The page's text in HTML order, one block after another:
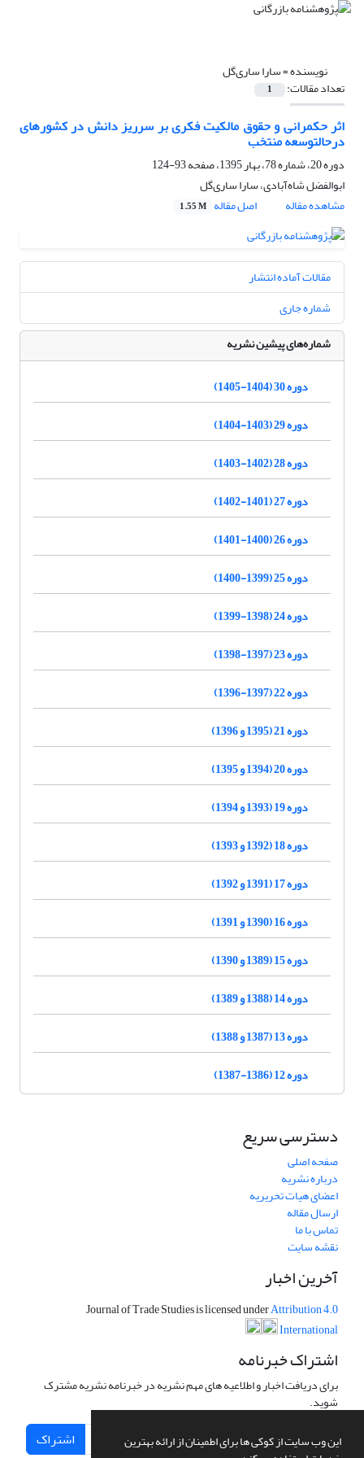
این وب سایت از کوکی ها برای اطمینان از ارائه بهترین
نویسنده =سارا ساری‌گل
تعداد مقالات: 1
اثر حکمرانی و حقوق مالکیت فکری بر سرریز دانش در کشورهای
درحالتوسعه منتخب
دوره 20، شماره 78، بهار 1395، صفحه
93-124
ابوالفضل شاه‌آبادی، سارا ساری‌گل
مشاهده مقاله
اصل مقاله 1.55 M
مقالات آماده انتشار
شماره جاری
شماره‌های پیشین نشریه
دوره 30 (1404-1405)
دوره 29 (1403-1404)
دوره 28 (1402-1403)
دوره 27 (1401-1402)
دوره 26 (1400-1401)
دوره 25 (1399-1400)
دوره 24 (1398-1399)
دوره 23 (1397-1398)
دوره 22 (1397-1396)
دوره 21 (1395 و 1396)
دوره 20 (1394 و 1395)
دوره 19 (1393 و 1394)
دوره 18 (1392 و 1393)
دوره 17 (1391 و 1392)
دوره 16 (1390 و 1391)
دوره 15 (1389 و 1390)
دوره 14 (1388 و 1389)
دوره 13 (1387 و 1388)
دوره 12 (1386-1387)
دسترسی سریع
صفحه اصلی
درباره نشریه
اعضای هیات تحریریه
ارسال مقاله
تماس با ما
نقشه سایت
آخرین اخبار
Journal of Trade Studies is licensed underAttribution 4.0
International
اشتراک خبرنامه
برای دریافت اخبار و اطلاعیه های مهم نشریه در خبرنامه نشریه مشترک
شوید.
اشتراک